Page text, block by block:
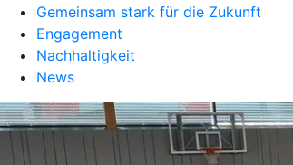
Gemeinsam stark für die Zukunft
Engagement
Nachhaltigkeit
News